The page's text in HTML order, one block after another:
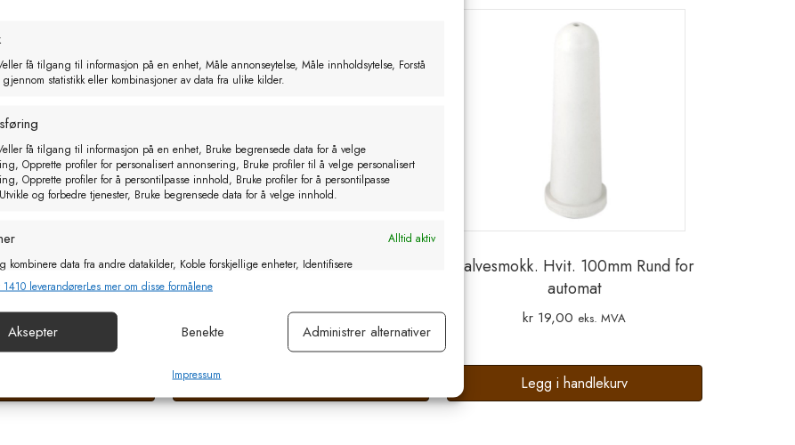
få tilgang til informasjon på en enhet, Måle annonseytelse, Måle innholdsytelse, Forstå
statistikk eller kombinasjoner av data fra ulike kilder.
få tilgang til informasjon på en enhet, Bruke begrensede data for å velge
Opprette profiler for personalisert annonsering, Bruke profiler til å velge personalisert
Opprette profiler for å persontilpasse innhold, Bruke profiler for å persontilpasse
og forbedre tjenester, Bruke begrensede data for å velge innhold.
Alltid aktiv
kombinere data fra andre datakilder, Koble forskjellige enheter, Identifisere
på informasjon som overføres automatisk.
sikkerhet, forhindre og oppdage svindel og rette feil, Levere
annonser og innhold, Lagre og kommunisere personvernvalg.
Alltid aktiv
leverandørerLes mer om disse formålene
Aksepter Benekte Administrer alternativer
Impressum
matte 90x200x5
eks. MVA
Fluepapir FlyMaster. 6 ark 595 x 300
Kalvesmokk. Hvit. 100mm Rund for
automat
kr 19,00 eks. MVA
Legg i handlekurv